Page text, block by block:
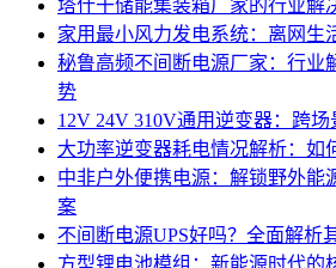
塔什干储能集装箱厂家的行业解
家用最小风力发电系统：离网生
秘鲁高频不间断电源厂家：行业
势
12V 24V 310V通用逆变器：跨
大功率逆变器耗电情况解析：如
中非户外便携电源：解锁野外能
案
不间断电源UPS好吗？全面解析